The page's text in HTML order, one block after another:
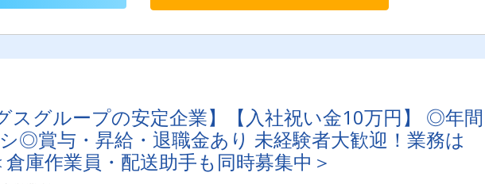
スグループの安定企業】【入社祝い金10万円】 ◎年間
◎賞与・昇給・退職金あり 未経験者大歓迎！業務は
庫作業員・配送助手も同時募集中＞